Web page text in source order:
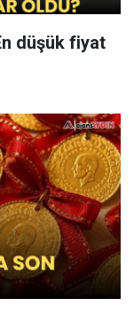
düşük fiyat